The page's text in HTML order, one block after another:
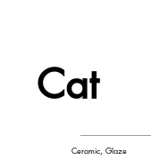
Ceramic, Glaze
Cat